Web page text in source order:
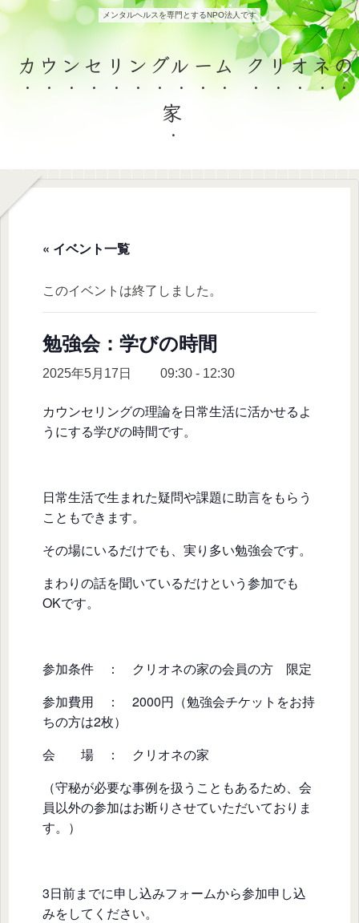
メンタルヘルスを専門とするNPO法人です
カウンセリングルーム クリオネの
家
« イベント一覧
このイベントは終了しました。
勉強会：学びの時間
2025年5月17日 09:30 - 12:30
カウンセリングの理論を日常生活に活かせるよ
うにする学びの時間です。
日常生活で生まれた疑問や課題に助言をもらう
こともできます。
その場にいるだけでも、実り多い勉強会です。
まわりの話を聞いているだけという参加でも
OKです。
参加条件 ： クリオネの家の会員の方 限定
参加費用 ： 2000円（勉強会チケットをお持
ちの方は2枚）
会 場 ： クリオネの家
（守秘が必要な事例を扱うこともあるため、会
員以外の参加はお断りさせていただいておりま
す。）
3日前までに申し込みフォームから参加申し込
みをしてください。